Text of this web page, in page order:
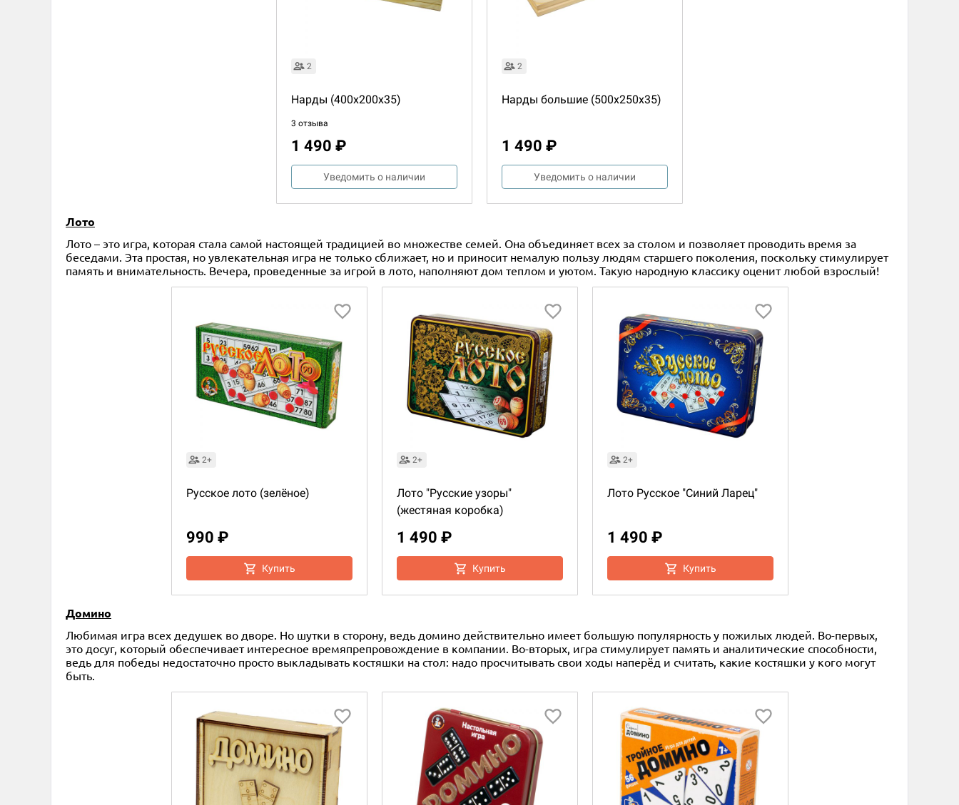
2
Нарды (400x200x35)
3 отзыва
1 490 ₽
Уведомить о наличии
2
Нарды большие (500x250x35)
1 490 ₽
Уведомить о наличии
Лото
Лото – это игра, которая стала самой настоящей традицией во множестве семей. Она объединяет всех за столом и позволяет проводить время за
беседами. Эта простая, но увлекательная игра не только сближает, но и приносит немалую пользу людям старшего поколения, поскольку стимулирует
память и внимательность. Вечера, проведенные за игрой в лото, наполняют дом теплом и уютом. Такую народную классику оценит любой взрослый!
2+
Русское лото (зелёное)
990 ₽
Купить
2+
Лото "Русские узоры"
(жестяная коробка)
1 490 ₽
Купить
2+
Лото Русское "Синий Ларец"
1 490 ₽
Купить
Домино
Любимая игра всех дедушек во дворе. Но шутки в сторону, ведь домино действительно имеет большую популярность у пожилых людей. Во-первых,
это досуг, который обеспечивает интересное времяпрепровождение в компании. Во-вторых, игра стимулирует память и аналитические способности,
ведь для победы недостаточно просто выкладывать костяшки на стол: надо просчитывать свои ходы наперёд и считать, какие костяшки у кого могут
быть.